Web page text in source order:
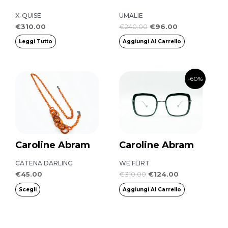
X-QUISE
€310.00
Leggi Tutto
UMALIE
€240.00 €96.00
Aggiungi Al Carrello
Caroline Abram
CATENA DARLING
€45.00
Scegli
Questo
prodotto
Le
opzioni
possono
essere
-60%
Caroline Abram
WE FLIRT
€310.00
originale
era:
€310.00.
€124.00
prezzo
attuale
è:
€124.00.
Aggiungi Al Carrello